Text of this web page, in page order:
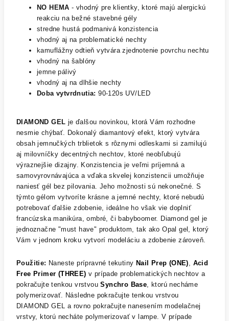
NO HEMA - vhodný pre klientky, ktoré majú alergickú
reakciu na bežné stavebné gély
stredne hustá podmanivá konzistencia
vhodný aj na problematické nechty
kamuflážny odtieň vytvára zjednotenie povrchu nechtu
vhodný na šablóny
jemne pálivý
vhodný aj na dlhšie nechty
Doba vytvrdnutia: 90-120s UV/LED
DIAMOND GEL je ďalšou novinkou, ktorá Vám rozhodne
nesmie chýbať. Dokonalý diamantový efekt, ktorý vytvára
obsah jemnučkých trblietok s rôznymi odleskami si zamilujú
aj milovníčky decentných nechtov, ktoré neobľubujú
výraznejšie dizajny. Konzistencia je veľmi príjemná a
samovyrovnávajúca a vďaka skvelej konzistencii umožňuje
naniesť gél bez pilovania. Jeho možnosti sú nekonečné. S
týmto gélom vytvoríte krásne a jemné nechty, ktoré nebudú
potrebovať ďalšie zdobenie, ideálne ho však vie doplniť
francúzska manikúra, ombré, či babyboomer. Diamond gel je
jednoznačne "must have" produktom, tak ako Opal gel, ktorý
Vám v jednom kroku vytvorí modeláciu a zdobenie zároveň.
Použitie: Naneste prípravné tekutiny Nail Prep (ONE)
Acid
Free Primer (THREE) v prípade problematických nechtov a
pokračujte tenkou vrstvouSynchro Base , ktorú necháme
polymerizovať. Následne pokračujte tenkou vrstvou
DIAMOND GEL a rovno pokračujte nanesením modelačnej
vrstvy, ktorú necháte polymerizovať v lampe. V prípade